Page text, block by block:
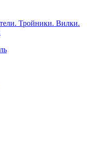
Тройники. Вилки.